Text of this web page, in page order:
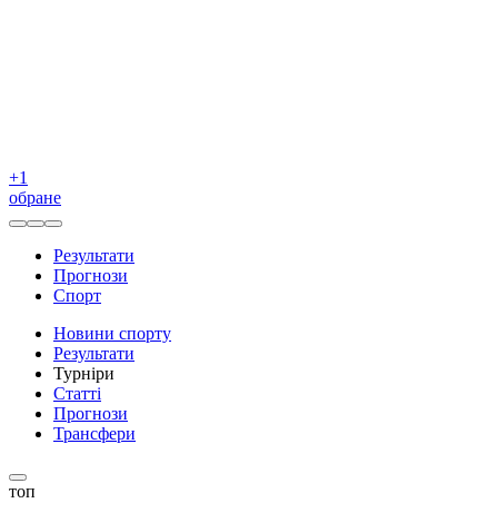
+1
обране
Результати
Прогнози
Спорт
Новини спорту
Результати
Турніри
Статті
Прогнози
Трансфери
топ